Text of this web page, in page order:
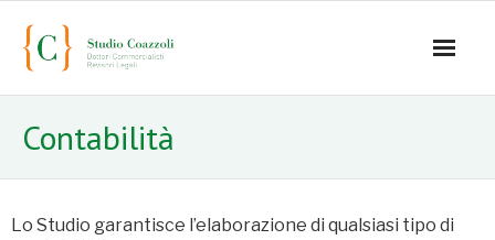
Staff
Contabilità
Lo Studio garantisce l’elaborazione di qualsiasi tipo di